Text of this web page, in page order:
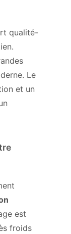
qualité-
Le
et un
est
froids